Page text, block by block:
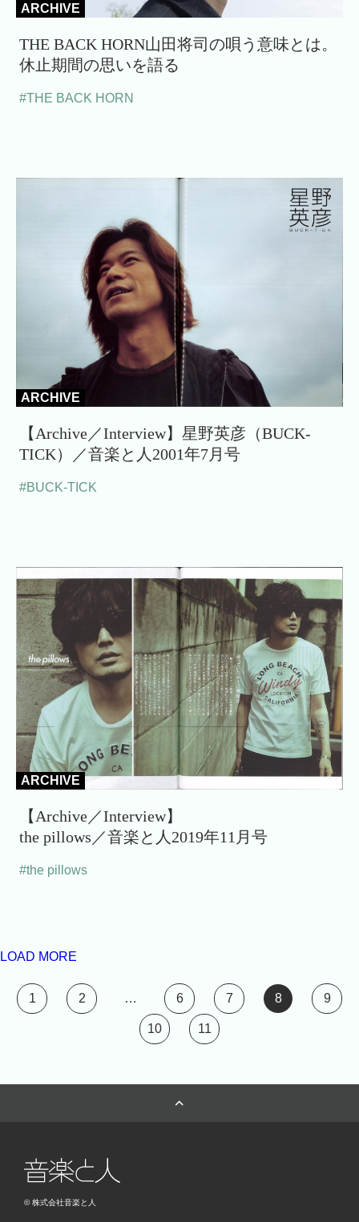
ARCHIVE
THE BACK HORN山田将司の唄う意味とは。
休止期間の思いを語る
#THE BACK HORN
ARCHIVE
【Archive／Interview】星野英彦（BUCK-
TICK）／音楽と人2001年7月号
#BUCK-TICK
ARCHIVE
【Archive／Interview】
the pillows／音楽と人2019年11月号
#the pillows
LOAD MORE
1 2 … 6 7 8 9
10 11
© 株式会社音楽と人